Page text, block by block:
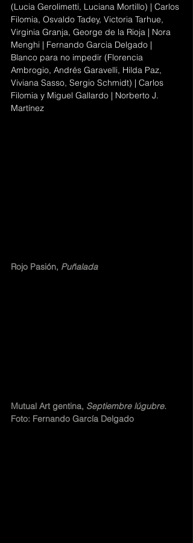
(Lucia Gerolimetti, Luciana Mortillo) | Carlos
Filomia, Osvaldo Tadey, Victoria Tarhue,
Virginia Granja, George de la Rioja | Nora
Menghi | Fernando Garcia Delgado |
Blanco para no impedir (Florencia
Ambrogio, Andrés Garavelli, Hilda Paz,
Viviana Sasso, Sergio Schmidt) | Carlos
Filomia y Miguel Gallardo | Norberto J.
Martínez
Rojo Pasión, Puñalada
Mutual Art gentina, Septiembre lúgubre.
Foto: Fernando García Delgado